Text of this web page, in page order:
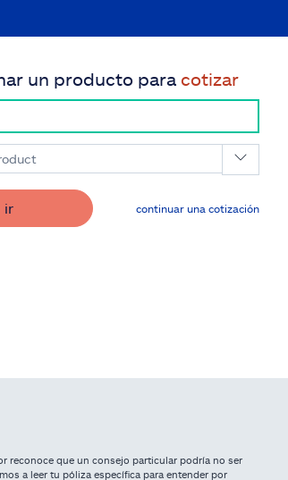
un producto para cotizar
ir continuar una cotización
reconoce que un consejo particular podría no ser
a leer tu póliza específica para entender por